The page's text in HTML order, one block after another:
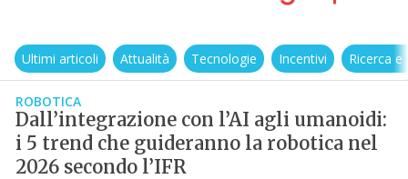
Ultimi articoli Attualità Tecnologie Incentivi Ricerca
ROBOTICA
Dall’integrazione con l’AI agli umanoidi:
i 5 trend che guideranno la robotica nel
2026 secondo l’IFR